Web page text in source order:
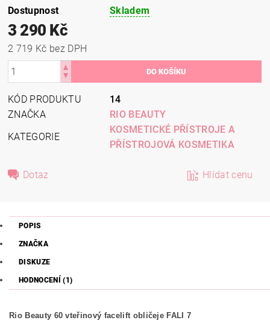
Dostupnost Skladem
3 290 Kč
2 719 Kč bez DPH
KÓD PRODUKTU
14
ZNAČKA
RIO BEAUTY
KATEGORIE
KOSMETICKÉ PŘÍSTROJE A
PŘÍSTROJOVÁ KOSMETIKA
Dotaz Hlídat cenu
POPIS
ZNAČKA
DISKUZE
HODNOCENÍ (1)
Rio Beauty 60 vteřinový facelift obličeje FALI 7